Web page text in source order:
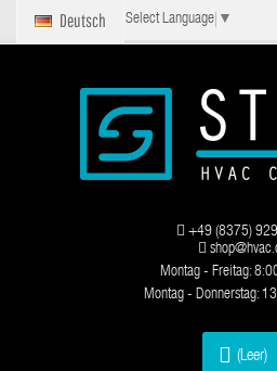
Deutsch Select Language ▼
(Leer)
+49 (8375)
Montag - Freitag:
Montag - Donnerstag: